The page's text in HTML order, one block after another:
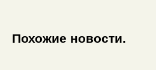
Похожие новости.